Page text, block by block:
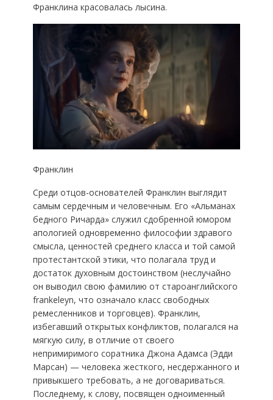
Франклина красовалась лысина.
Франклин
Среди отцов-основателей Франклин выглядит
самым сердечным и человечным. Его «Альманах
бедного Ричарда» служил сдобренной юмором
апологией одновременно философии здравого
смысла, ценностей среднего класса и той самой
протестантской этики, что полагала труд и
достаток духовным достоинством (неслучайно
он выводил свою фамилию от староанглийского
frankeleyn, что означало класс свободных
ремесленников и торговцев). Франклин,
избегавший открытых конфликтов, полагался на
мягкую силу, в отличие от своего
непримиримого соратника Джона Адамса (Эдди
Марсан) — человека жесткого, несдержанного и
привыкшего требовать, а не договариваться.
Последнему, к слову, посвящен одноименный